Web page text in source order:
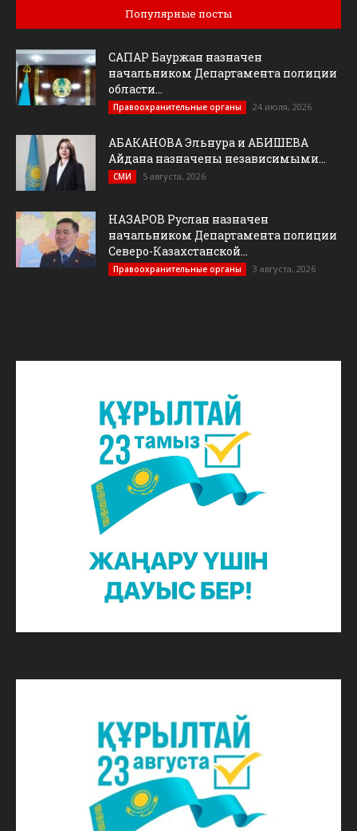
Популярные посты
САПАР Бауржан назначен
начальником Департамента полиции
области...
Правоохранительные органы 24 июля, 2026
АБАКАНОВА Эльнура и АБИШЕВА
Айдана назначены независимыми...
СМИ 5 августа, 2026
НАЗАРОВ Руслан назначен
начальником Департамента полиции
Северо-Казахстанской...
Правоохранительные органы 3 августа, 2026